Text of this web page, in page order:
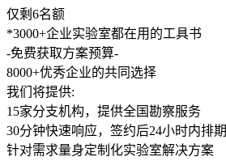
仅剩6名额
*3000+企业实验室都在用的工具书
-免费获取方案预算-
8000+优秀企业的共同选择
我们将提供:
15家分支机构，提供全国勘察服务
30分钟快速响应，签约后24小时内排期
针对需求量身定制化实验室解决方案